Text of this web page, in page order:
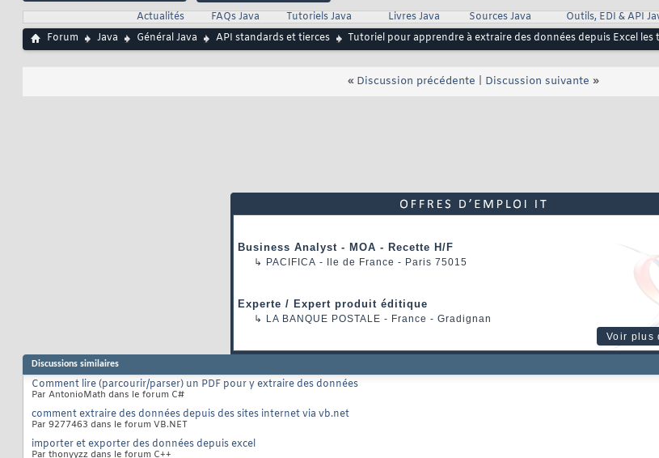
Actualités
FAQs Java Tutoriels Java Livres Java Sources Java Outils, EDI & API
Forum
Java Général Java API standards et tierces Tutoriel pour apprendre à extraire des données depuis Excel les
« Discussion précédente Discussion suivante »
Business Analyst - MOA - Recette H/F
↳ PACIFICA - Ile de France - Paris 75015
Experte / Expert produit éditique
↳ LA BANQUE POSTALE - France - Gradignan
Voir plus
Discussions similaires
Comment lire (parcourir/parser) un PDF pour y extraire des données
Par AntonioMath dans le forum C#
comment extraire des données depuis des sites internet via vb.net
Par 9277463 dans le forum VB.NET
importer et exporter des données depuis excel
Par thonyyzz dans le forum C++